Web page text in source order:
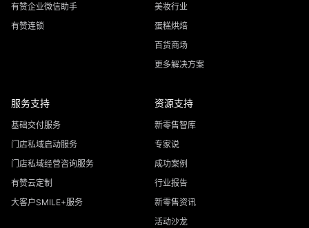
有赞企业微信助手
有赞连锁
美妆行业
蛋糕烘焙
百货商场
更多解决方案
服务支持
基础交付服务
门店私域启动服务
门店私域经营咨询服务
有赞云定制
大客户SMILE+服务
资源支持
新零售智库
专家说
成功案例
行业报告
新零售资讯
活动沙龙